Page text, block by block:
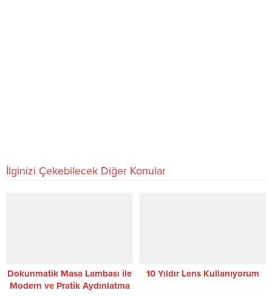
İlginizi Çekebilecek Diğer Konular
Dokunmatik Masa Lambası ile
Modern ve Pratik Aydınlatma
10 Yıldır Lens Kullanıyorum